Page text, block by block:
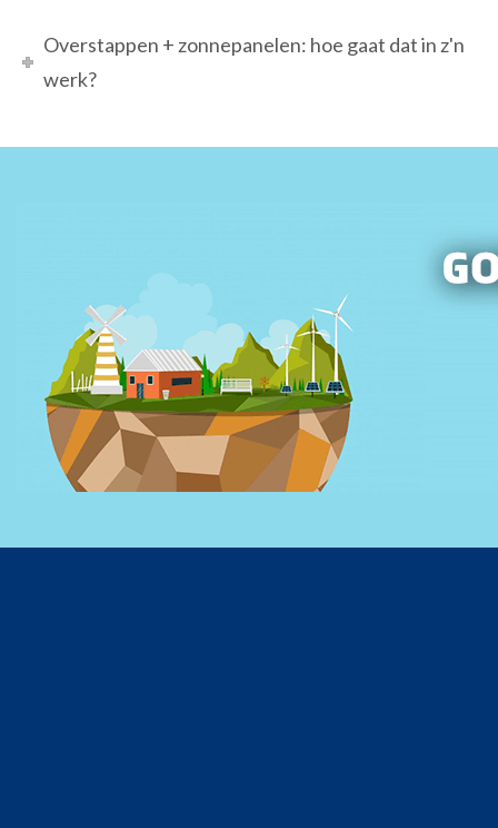
Overstappen + zonnepanelen: hoe gaat dat in z'n
werk?